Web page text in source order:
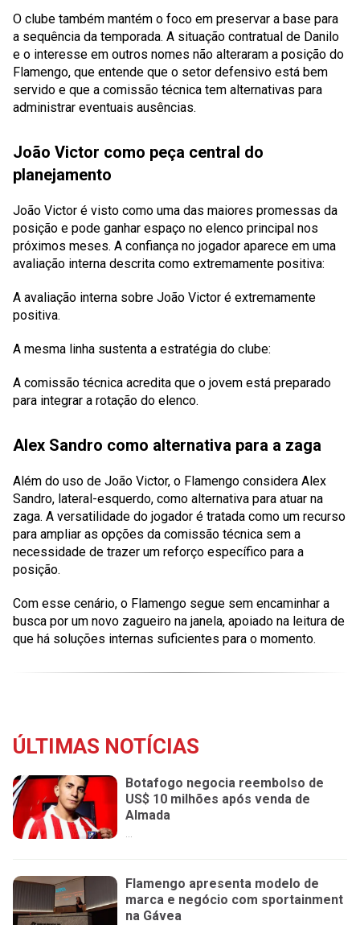
O clube também mantém o foco em preservar a base para
a sequência da temporada. A situação contratual de Danilo
e o interesse em outros nomes não alteraram a posição do
Flamengo, que entende que o setor defensivo está bem
servido e que a comissão técnica tem alternativas para
administrar eventuais ausências.
João Victor como peça central do
planejamento
João Victor é visto como uma das maiores promessas da
posição e pode ganhar espaço no elenco principal nos
próximos meses. A confiança no jogador aparece em uma
avaliação interna descrita como extremamente positiva:
A avaliação interna sobre João Victor é extremamente
positiva.
A mesma linha sustenta a estratégia do clube:
A comissão técnica acredita que o jovem está preparado
para integrar a rotação do elenco.
Alex Sandro como alternativa para a zaga
Além do uso de João Victor, o Flamengo considera Alex
Sandro, lateral-esquerdo, como alternativa para atuar na
zaga. A versatilidade do jogador é tratada como um recurso
para ampliar as opções da comissão técnica sem a
necessidade de trazer um reforço específico para a
posição.
Com esse cenário, o Flamengo segue sem encaminhar a
busca por um novo zagueiro na janela, apoiado na leitura de
que há soluções internas suficientes para o momento.
ÚLTIMAS NOTÍCIAS
Botafogo negocia reembolso de
US$ 10 milhões após venda de
Almada
...
Flamengo apresenta modelo de
marca e negócio com sportainment
na Gávea